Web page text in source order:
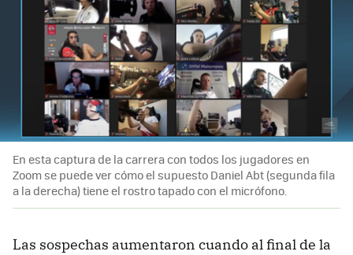
En esta captura de la carrera con todos los jugadores en
Zoom se puede ver cómo el supuesto Daniel Abt (segunda fila
a la derecha) tiene el rostro tapado con el micrófono.
Las sospechas aumentaron cuando al final de la